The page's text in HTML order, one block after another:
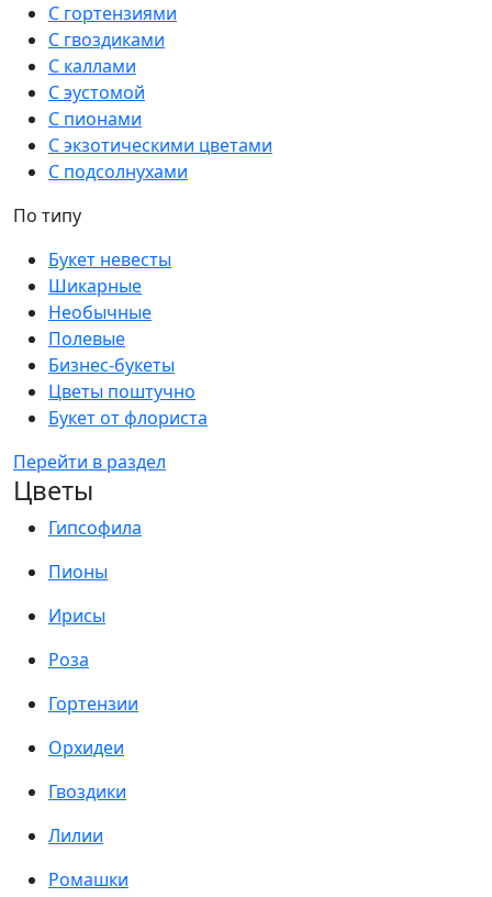
С гортензиями
С гвоздиками
С каллами
С эустомой
С пионами
С экзотическими цветами
С подсолнухами
По типу
Букет невесты
Шикарные
Необычные
Полевые
Бизнес-букеты
Цветы поштучно
Букет от флориста
Перейти в раздел
Цветы
Гипсофила
Пионы
Ирисы
Роза
Гортензии
Орхидеи
Гвоздики
Лилии
Ромашки